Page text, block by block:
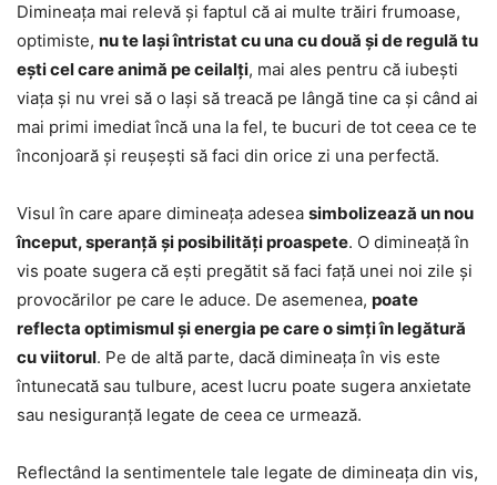
Dimineața mai relevă și faptul că ai multe trăiri frumoase,
optimiste, nu te lași întristat cu una cu două și de regulă tu
ești cel care animă pe ceilalți, mai ales pentru că iubești
viața și nu vrei să o lași să treacă pe lângă tine ca și când ai
mai primi imediat încă una la fel, te bucuri de tot ceea ce te
înconjoară și reușești să faci din orice zi una perfectă.
Visul în care apare dimineața adesea simbolizează un nou
început, speranță și posibilități proaspete. O dimineață în
vis poate sugera că ești pregătit să faci față unei noi zile și
provocărilor pe care le aduce. De asemenea, poate
reflecta optimismul și energia pe care o simți în legătură
cu viitorul. Pe de altă parte, dacă dimineața în vis este
întunecată sau tulbure, acest lucru poate sugera anxietate
sau nesiguranță legate de ceea ce urmează.
Reflectând la sentimentele tale legate de dimineața din vis,